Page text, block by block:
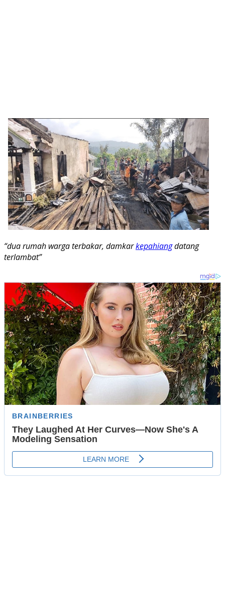
“dua rumah warga terbakar, damkarkepahiangdatang
terlambat”